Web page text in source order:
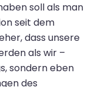
soll als man
seit dem
dass unsere
als wir –
sondern eben
des